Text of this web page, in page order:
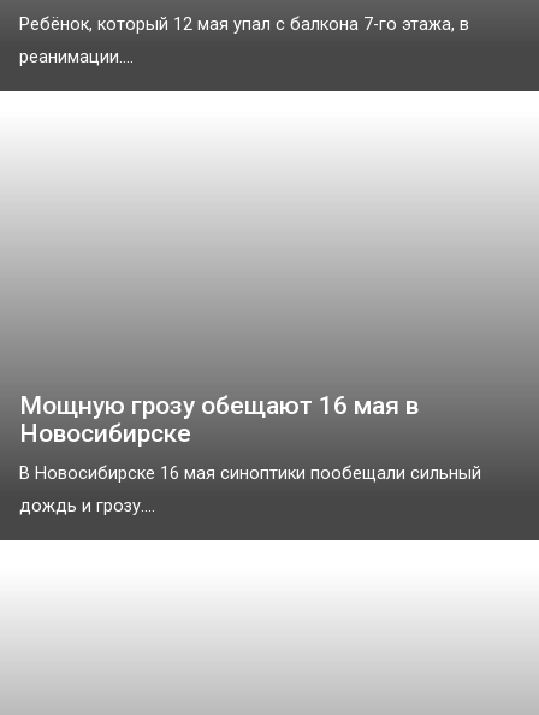
Ребёнок, который 12 мая упал с балкона 7-го этажа, в
реанимации....
Мощную грозу обещают 16 мая в
Новосибирске
В Новосибирске 16 мая синоптики пообещали сильный
дождь и грозу....